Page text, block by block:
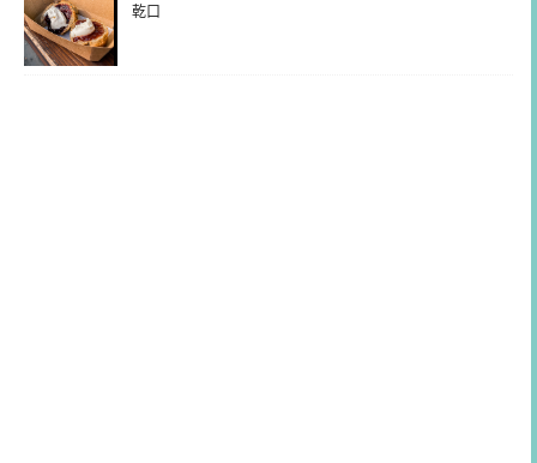
乾口